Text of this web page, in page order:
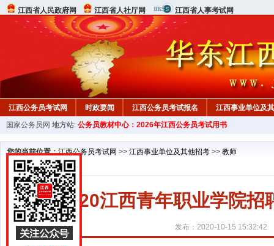
江西省人民政府网 江西省人社厅网 江西省人事考试网
江西公务员考试网 时政要闻 江西公务员考试报名 江西事业单位及
行测真题 在线咨询 教材中心
国家公务员网 地方站: 公务员教材中心：2026年江西公务员考试用书
您的当前位置：江西公务员考试网 >> 江西事业单位及其他招考 >> 教师
2020江西青年职业学院招
发布：2020-10-15 15:32:42